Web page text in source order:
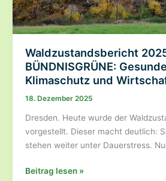
Waldzustandsbericht
BÜNDNISGRÜNE:
Klimaschutz und
18. Dezember 2025
Dresden. Heute wurde der
vorgestellt. Dieser macht deutlich:
stehen weiter unter Dauerstress.
Waldzustandsbericht
Beitrag lesen »